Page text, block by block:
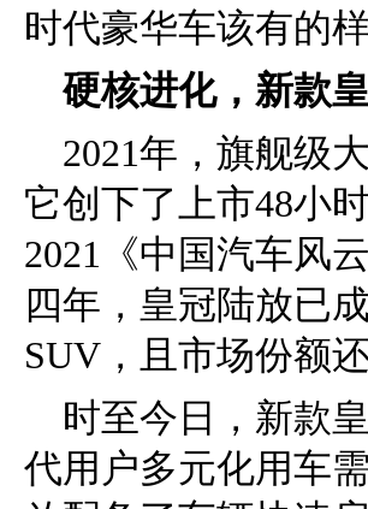
时代豪华车该有的样
硬核进化，新款
2021年，旗舰级
它创下了上市48小
2021《中国汽车风
四年，皇冠陆放已
SUV，且市场份额
时至今日，新款
代用户多元化用车